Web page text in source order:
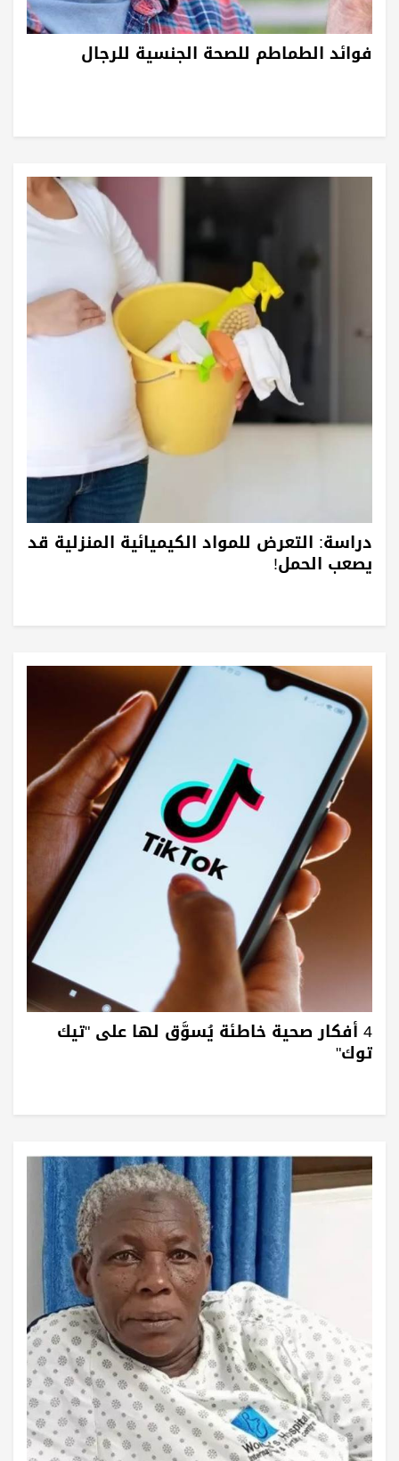
فوائد الطماطم للصحة الجنسية للرجال
دراسة: التعرض للمواد الكيميائية المنزلية قد
يصعب الحمل!
4 أفكار صحية خاطئة يُسوَّق لها على "تيك
توك"